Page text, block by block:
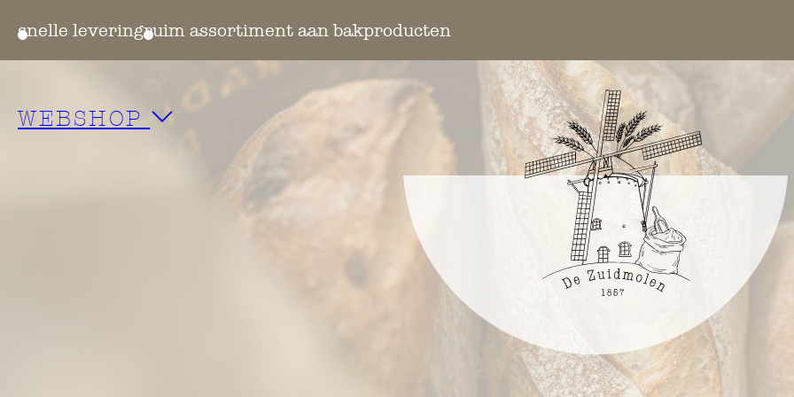
snelle leveringruim assortiment aan bakproducten
WEBSHOP